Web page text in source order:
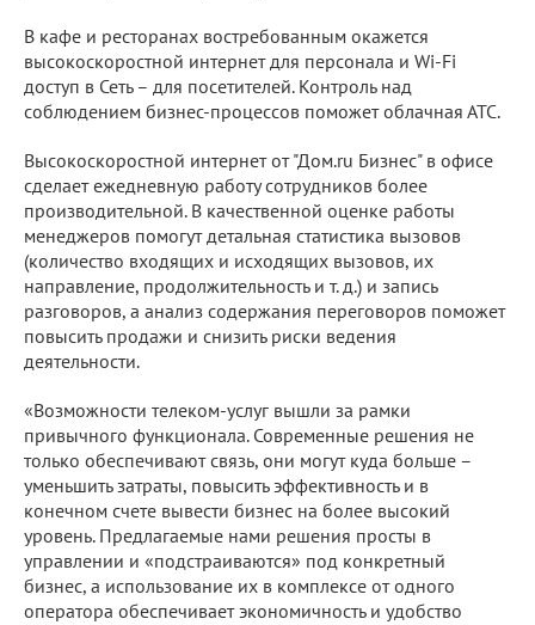
В кафе и ресторанах востребованным окажется
высокоскоростной интернет для персонала и Wi-Fi
доступ в Сеть – для посетителей. Контроль над
соблюдением бизнес-процессов поможет облачная АТС.
Высокоскоростной интернет от "Дом.ru Бизнес" в офисе
сделает ежедневную работу сотрудников более
производительной. В качественной оценке работы
менеджеров помогут детальная статистика вызовов
(количество входящих и исходящих вызовов, их
направление, продолжительность и т. д.) и запись
разговоров, а анализ содержания переговоров поможет
повысить продажи и снизить риски ведения
деятельности.
«Возможности телеком-услуг вышли за рамки
привычного функционала. Современные решения не
только обеспечивают связь, они могут куда больше –
уменьшить затраты, повысить эффективность и в
конечном счете вывести бизнес на более высокий
уровень. Предлагаемые нами решения просты в
управлении и «подстраиваются» под конкретный
бизнес, а использование их в комплексе от одного
оператора обеспечивает экономичность и удобство